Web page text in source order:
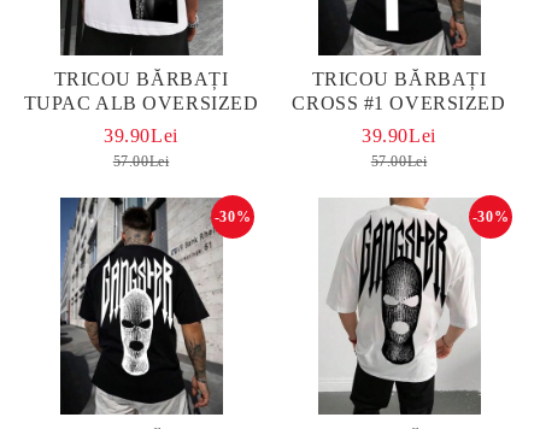
TRICOU BĂRBAȚI
TUPAC ALB OVERSIZED
39.90Lei
57.00Lei
TRICOU BĂRBAȚI
CROSS #1 OVERSIZED
39.90Lei
57.00Lei
-30% -30%